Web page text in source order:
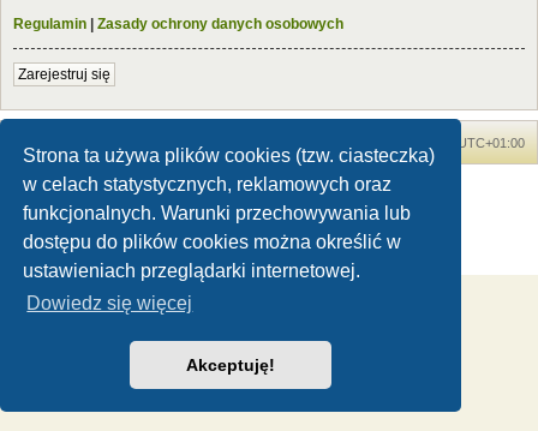
Strona ta używa plików cookies (tzw. ciasteczka)
w celach statystycznych, reklamowych oraz
funkcjonalnych. Warunki przechowywania lub
dostępu do plików cookies można określić w
ustawieniach przeglądarki internetowej.
Dowiedz się więcej
Akceptuję!
Regulamin | Zasady ochrony danych osobowych
Zarejestruj się
UTC+01:00
Dinozaury.com© 2006-2020
Technologię dostarczaphpBB® Forum Software © phpBB Limited
Zasady ochrony danych osobowych|Regulamin